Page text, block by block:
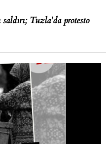
Tuzla'da protesto